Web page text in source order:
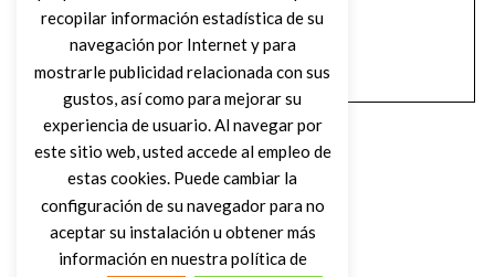
recopilar información estadística de su
navegación por Internet y para
mostrarle publicidad relacionada con sus
gustos, así como para mejorar su
experiencia de usuario. Al navegar por
este sitio web, usted accede al empleo de
estas cookies. Puede cambiar la
configuración de su navegador para no
aceptar su instalación u obtener más
información en nuestra política de